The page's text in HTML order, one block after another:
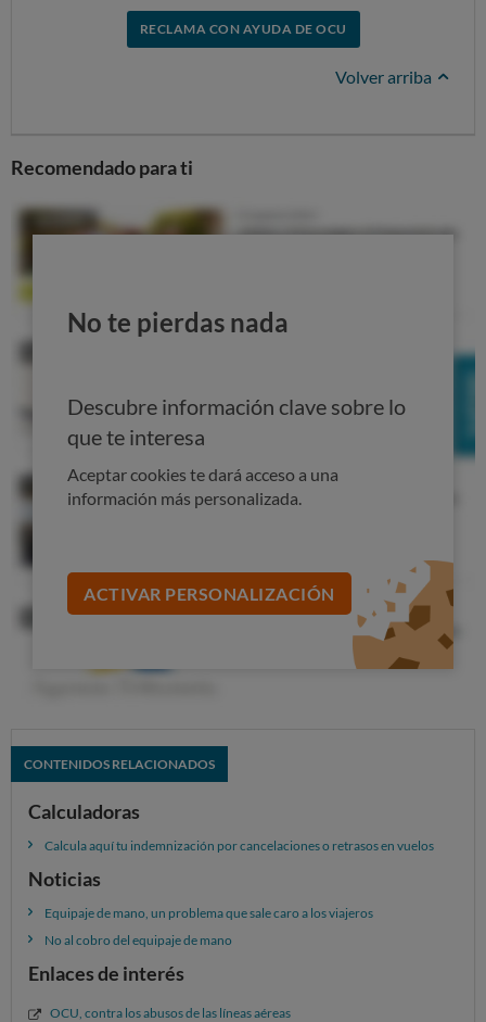
RECLAMA CON AYUDA DE OCU
Volver arriba
Recomendado para ti
No te pierdas nada
Descubre información clave sobre lo
que te interesa
Aceptar cookies te dará acceso a una
información más personalizada.
ACTIVAR PERSONALIZACIÓN
CONTENIDOS RELACIONADOS
Calculadoras
Calcula aquí tu indemnización por cancelaciones o retrasos en vuelos
Noticias
Equipaje de mano, un problema que sale caro a los viajeros
No al cobro del equipaje de mano
Enlaces de interés
OCU, contra los abusos de las líneas aéreas